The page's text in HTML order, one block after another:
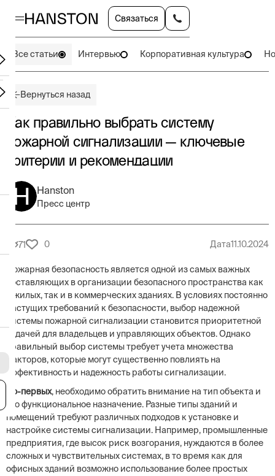
Связаться
Все статьи Интервью Корпоративная культура
Вернуться назад
Как правильно выбрать систему
пожарной сигнализации — ключевые
критерии и рекомендации
Hanston
Пресс центр
71 0 Дата11.10.2024
Пожарная безопасность является одной из самых важных
составляющих в организации безопасного пространства как
в жилых, так и в коммерческих зданиях. В условиях постоянно
растущих требований к безопасности, выбор надежной
системы пожарной сигнализации становится приоритетной
задачей для владельцев и управляющих объектов. Однако
правильный выбор системы требует учета множества
факторов, которые могут существенно повлиять на
эффективность и надежность работы сигнализации.
Во-первых, необходимо обратить внимание на тип объекта и
его функциональное назначение. Разные типы зданий и
помещений требуют различных подходов к установке и
настройке системы сигнализации. Например, промышленные
предприятия, где высок риск возгорания, нуждаются в более
сложных и чувствительных системах, в то время как для
офисных зданий возможно использование более простых